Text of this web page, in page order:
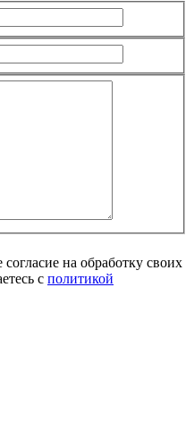
на обработку своих
с политикой